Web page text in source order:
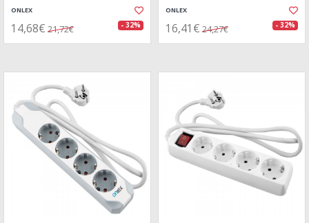
ONLEX
14,68€ 21,72€ - 32%
ONLEX
16,41€ 24,27€ - 32%